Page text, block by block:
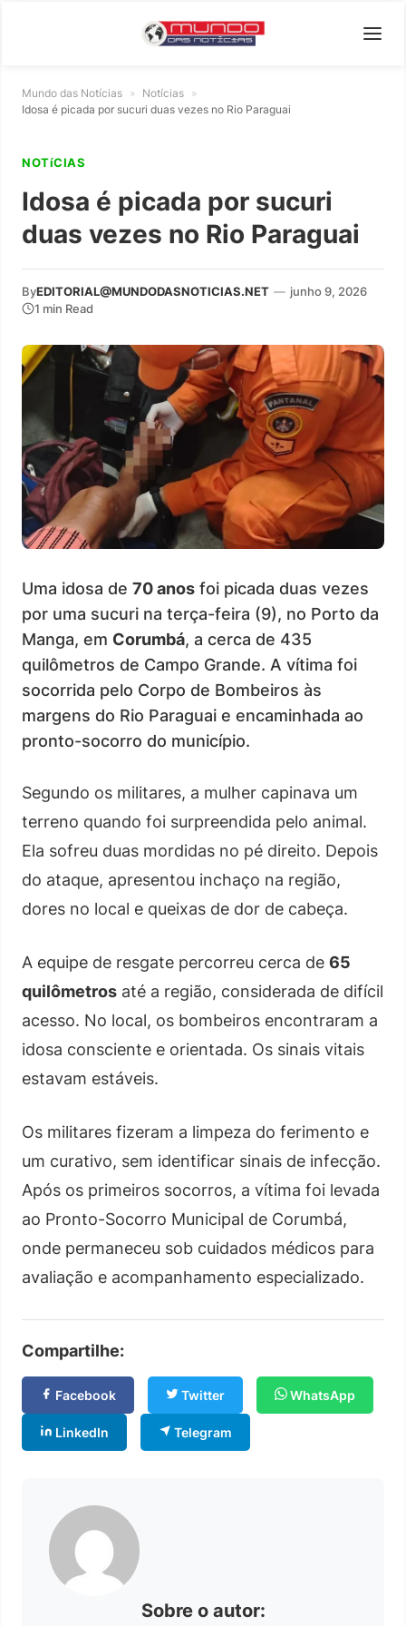
Mundo das Notícias » Notícias »
Idosa é picada por sucuri duas vezes no Rio Paraguai
NOTíCIAS
Idosa é picada por sucuri
duas vezes no Rio Paraguai
ByEDITORIAL@MUNDODASNOTICIAS.NET — junho 9, 2026
1 min Read
Uma idosa de 70 anos foi picada duas vezes
por uma sucuri na terça-feira (9), no Porto da
Manga, em Corumbá, a cerca de 435
quilômetros de Campo Grande. A vítima foi
socorrida pelo Corpo de Bombeiros às
margens do Rio Paraguai e encaminhada ao
pronto-socorro do município.
Segundo os militares, a mulher capinava um
terreno quando foi surpreendida pelo animal.
Ela sofreu duas mordidas no pé direito. Depois
do ataque, apresentou inchaço na região,
dores no local e queixas de dor de cabeça.
A equipe de resgate percorreu cerca de 65
quilômetros até a região, considerada de difícil
acesso. No local, os bombeiros encontraram a
idosa consciente e orientada. Os sinais vitais
estavam estáveis.
Os militares fizeram a limpeza do ferimento e
um curativo, sem identificar sinais de infecção.
Após os primeiros socorros, a vítima foi levada
ao Pronto-Socorro Municipal de Corumbá,
onde permaneceu sob cuidados médicos para
avaliação e acompanhamento especializado.
Compartilhe:
Facebook Twitter WhatsApp
LinkedIn Telegram
Sobre o autor: